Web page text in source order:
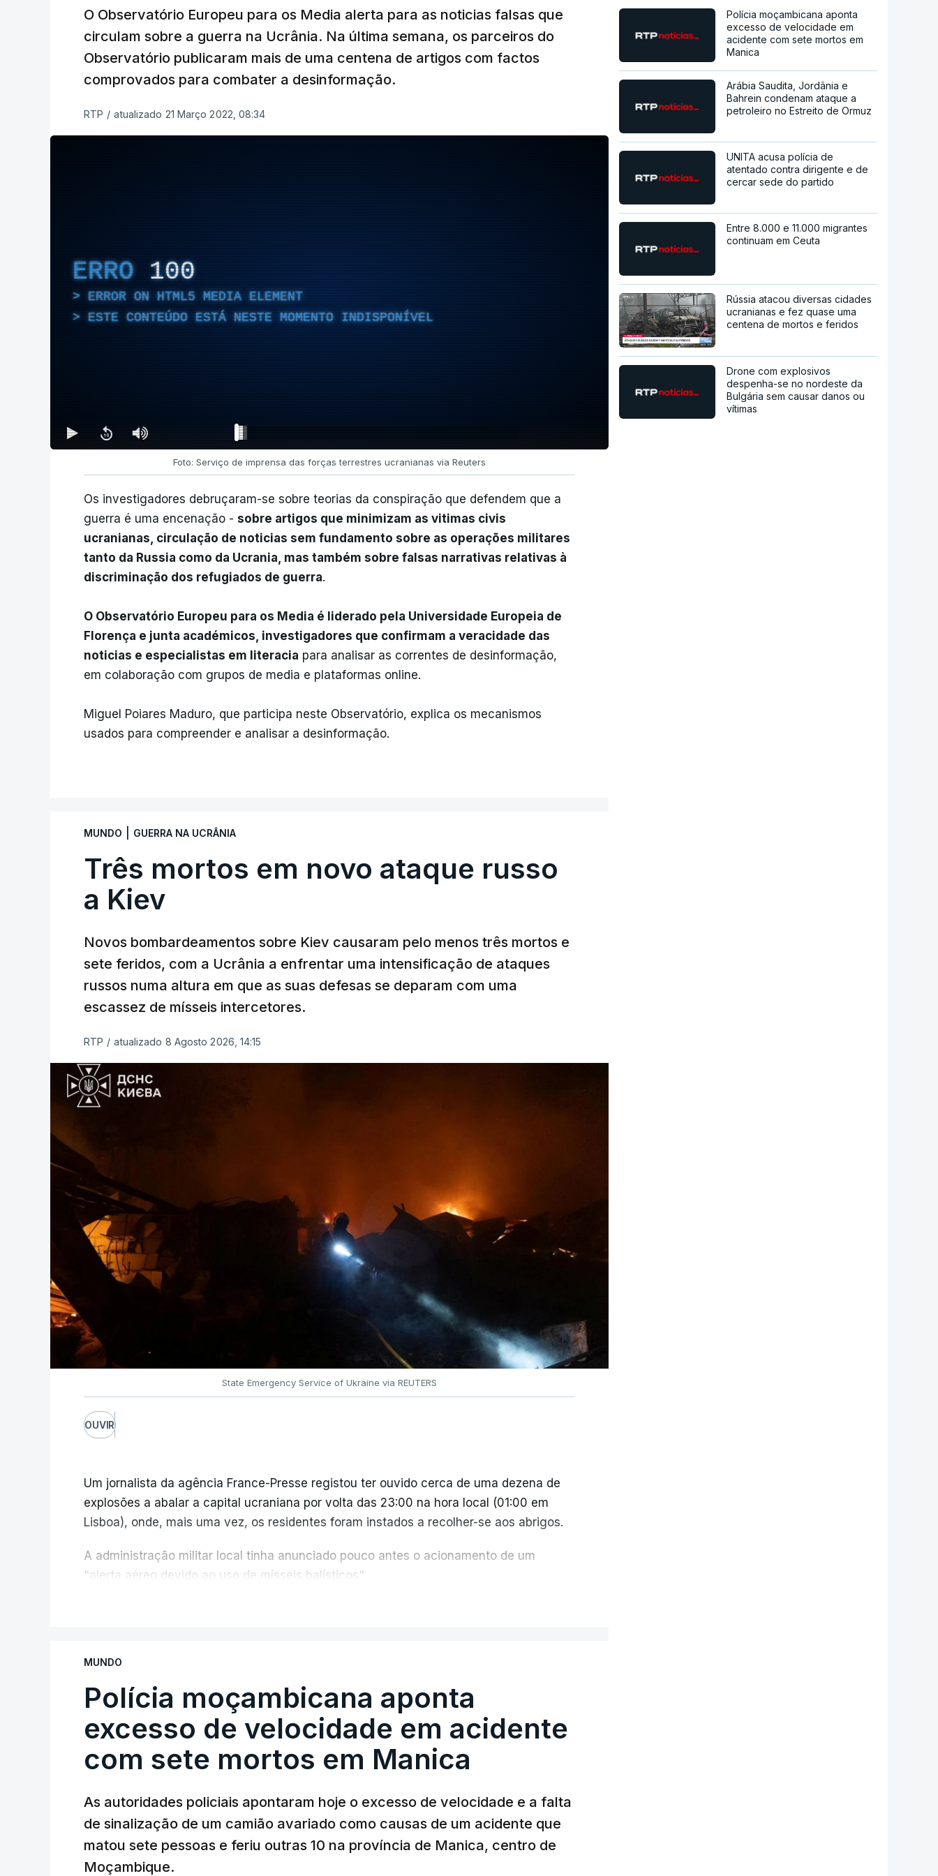
O Observatório Europeu para os Media alerta para as noticias falsas que
circulam sobre a guerra na Ucrânia. Na última semana, os parceiros do
Observatório publicaram mais de uma centena de artigos com factos
comprovados para combater a desinformação.
RTP / atualizado 21 Março 2022, 08:34
ERRO 100
ERROR ON HTML5 MEDIA ELEMENT
ESTE CONTEÚDO ESTÁ NESTE MOMENTO INDISPONÍVEL
Foto: Serviço de imprensa das forças terrestres ucranianas via Reuters
Os investigadores debruçaram-se sobre teorias da conspiração que defendem que a
guerra é uma encenação - sobre artigos que minimizam as vitimas civis
ucranianas, circulação de noticias sem fundamento sobre as operações militares
tanto da Russia como da Ucrania, mas também sobre falsas narrativas relativas à
discriminação dos refugiados de guerra.
O Observatório Europeu para os Media é liderado pela Universidade Europeia de
Florença e junta académicos, investigadores que confirmam a veracidade das
noticias e especialistas em literacia para analisar as correntes de desinformação,
em colaboração com grupos de media e plataformas online.
Miguel Poiares Maduro, que participa neste Observatório, explica os mecanismos
usados para compreender e analisar a desinformação.
MUNDO GUERRA NA UCRÂNIA
Três mortos em novo ataque russo
a Kiev
Novos bombardeamentos sobre Kiev causaram pelo menos três mortos e
sete feridos, com a Ucrânia a enfrentar uma intensificação de ataques
russos numa altura em que as suas defesas se deparam com uma
escassez de mísseis intercetores.
RTP / atualizado 8 Agosto 2026, 14:15
State Emergency Service of Ukraine via REUTERS
OUVIR
Um jornalista da agência France-Presse registou ter ouvido cerca de uma dezena de
explosões a abalar a capital ucraniana por volta das 23:00 na hora local (01:00 em
Lisboa), onde, mais uma vez, os residentes foram instados a recolher-se aos abrigos.
A administração militar local tinha anunciado pouco antes o acionamento de um
"alerta aéreo devido ao uso de mísseis balísticos".
ERROR ON HTML5 MEDIA ELEMENT
ESTE CONTEÚDO ESTÁ NESTE MOMENTO INDISPONÍVEL
MUNDO
Polícia moçambicana aponta
excesso de velocidade em acidente
com sete mortos em Manica
As autoridades policiais apontaram hoje o excesso de velocidade e a falta
de sinalização de um camião avariado como causas de um acidente que
matou sete pessoas e feriu outras 10 na província de Manica, centro de
Moçambique.
Polícia moçambicana aponta
excesso de velocidade em
acidente com sete mortos em
Manica
Arábia Saudita, Jordânia e
Bahrein condenam ataque a
petroleiro no Estreito de Ormuz
UNITA acusa polícia de
atentado contra dirigente e de
cercar sede do partido
Entre 8.000 e 11.000 migrantes
continuam em Ceuta
Rússia atacou diversas cidades
ucranianas e fez quase uma
centena de mortos e feridos
Drone com explosivos
despenha-se no nordeste da
Bulgária sem causar danos ou
vítimas